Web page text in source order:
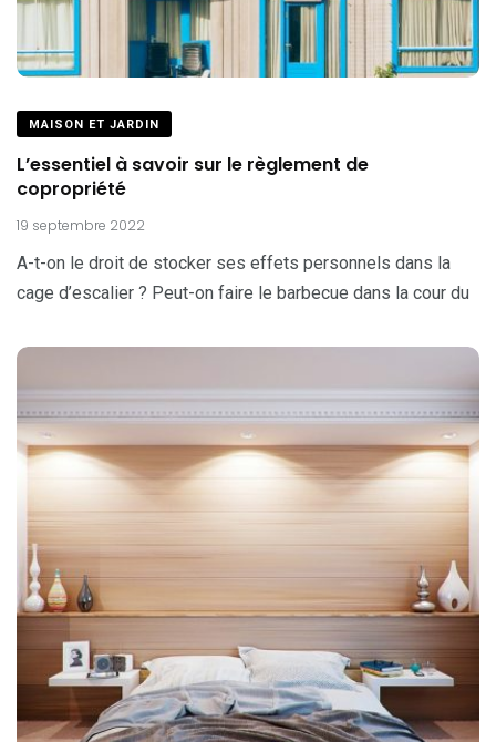
MAISON ET JARDIN
L’essentiel à savoir sur le règlement de
copropriété
19 septembre 2022
A-t-on le droit de stocker ses effets personnels dans la
cage d’escalier ? Peut-on faire le barbecue dans la cour du